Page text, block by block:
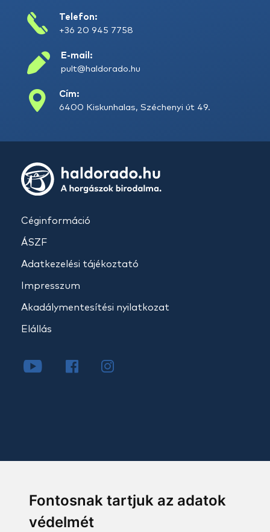
Fontosnak tartjuk az adatok
védelmét
Telefon:
+36 20 945 7758
E-mail:
pult@haldorado.hu
Cím:
6400 Kiskunhalas, Széchenyi út 49.
Céginformáció
ÁSZF
Adatkezelési tájékoztató
Impresszum
Akadálymentesítési nyilatkozat
Elállás